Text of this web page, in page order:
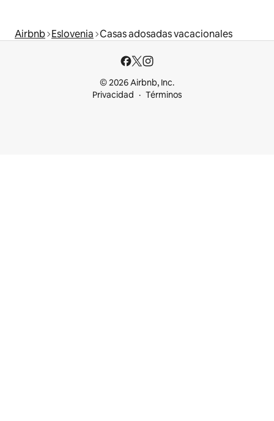
Airbnb Eslovenia Casas adosadas vacacionales
© 2026 Airbnb, Inc.
Privacidad
Términos